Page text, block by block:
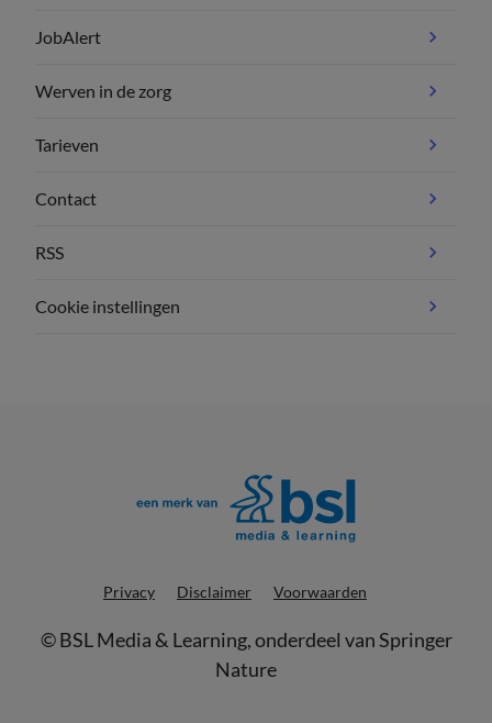
JobAlert
Werven in de zorg
Tarieven
Contact
RSS
Cookie instellingen
Privacy Disclaimer Voorwaarden
©BSL Media & Learning, onderdeel vanSpringer
Nature